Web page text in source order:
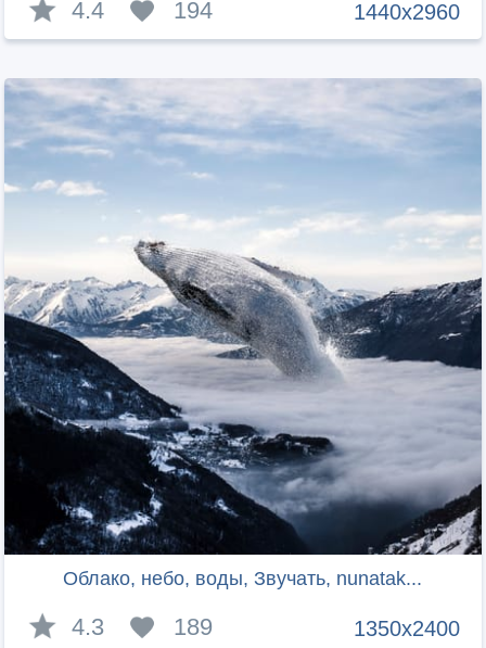
1440x2960
4.4 194
Облако, небо, воды, Звучать, nunatak...
1350x2400
4.3 189